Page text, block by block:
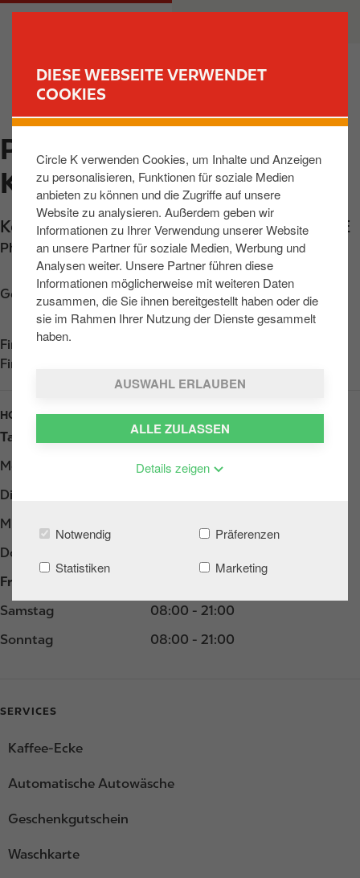
DIESE WEBSEITE VERWENDET
COOKIES
Circle K verwenden Cookies, um Inhalte und Anzeigen
zu personalisieren, Funktionen für soziale Medien
anbieten zu können und die Zugriffe auf unsere
Website zu analysieren. Außerdem geben wir
Informationen zu Ihrer Verwendung unserer Website
an unsere Partner für soziale Medien, Werbung und
Analysen weiter. Unsere Partner führen diese
Informationen möglicherweise mit weiteren Daten
zusammen, die Sie ihnen bereitgestellt haben oder die
sie im Rahmen Ihrer Nutzung der Dienste gesammelt
haben.
AUSWAHL ERLAUBEN
ALLE ZULASSEN
Details zeigen
Notwendig
Präferenzen
Statistiken
Marketing
u
m
h
a
M
v
PUETTLINGEN,
KOELLERTALSTR
Koellertalstrasse 141,Puettlingen,66346 DE
Phone: +496806440332
Get directions
Find us onApp Store
Find us on
HOURS
Tag
Opening hours
Montag
07:00 - 21:00
Dienstag
Mittwoch
Donnerstag
Freitag
Samstag
08:00 - 21:00
Sonntag
08:00 - 21:00
SERVICES
Kaffee-Ecke
Automatische Autowäsche
Geschenkgutschein
Waschkarte